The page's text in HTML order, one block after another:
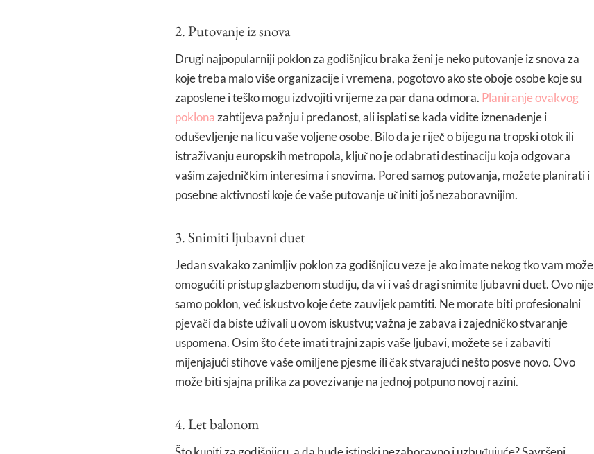
2. Putovanje iz snova
Drugi najpopularniji poklon za godišnjicu braka ženi je neko putovanje iz snova za
koje treba malo više organizacije i vremena, pogotovo ako ste oboje osobe koje su
zaposlene i teško mogu izdvojiti vrijeme za par dana odmora. Planiranje ovakvog
poklonazahtijeva pažnju i predanost, ali isplati se kada vidite iznenađenje i
oduševljenje na licu vaše voljene osobe. Bilo da je riječ o bijegu na tropski otok ili
istraživanju europskih metropola, ključno je odabrati destinaciju koja odgovara
vašim zajedničkim interesima i snovima. Pored samog putovanja, možete planirati i
posebne aktivnosti koje će vaše putovanje učiniti još nezaboravnijim.
3. Snimiti ljubavni duet
Jedan svakako zanimljiv poklon za godišnjicu veze je ako imate nekog tko vam može
omogućiti pristup glazbenom studiju, da vi i vaš dragi snimite ljubavni duet. Ovo nije
samo poklon, već iskustvo koje ćete zauvijek pamtiti. Ne morate biti profesionalni
pjevači da biste uživali u ovom iskustvu; važna je zabava i zajedničko stvaranje
uspomena. Osim što ćete imati trajni zapis vaše ljubavi, možete se i zabaviti
mijenjajući stihove vaše omiljene pjesme ili čak stvarajući nešto posve novo. Ovo
može biti sjajna prilika za povezivanje na jednoj potpuno novoj razini.
4. Let balonom